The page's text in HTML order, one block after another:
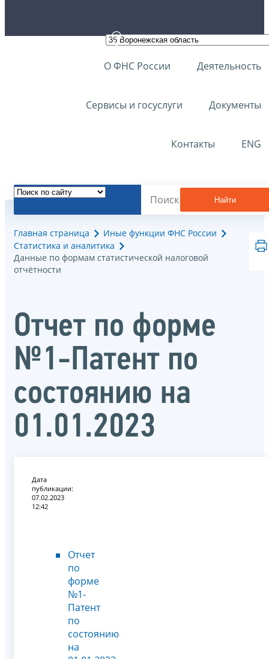
О ФНС России Деятельность
Сервисы и госуслуги Документы
Контакты ENG
Найти
Главная страница
Иные функции ФНС России
Статистика и аналитика
Данные по формам статистической налоговой
отчётности
Отчет по форме
№1-Патент по
состоянию на
01.01.2023
Дата
публикации:
07.02.2023
12:42
Отчет
по
форме
№1-
Патент
по
состоянию
на